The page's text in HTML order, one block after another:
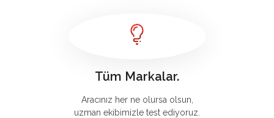
Tüm Markalar.
Aracınız her ne olursa olsun,
uzman ekibimizle test ediyoruz.